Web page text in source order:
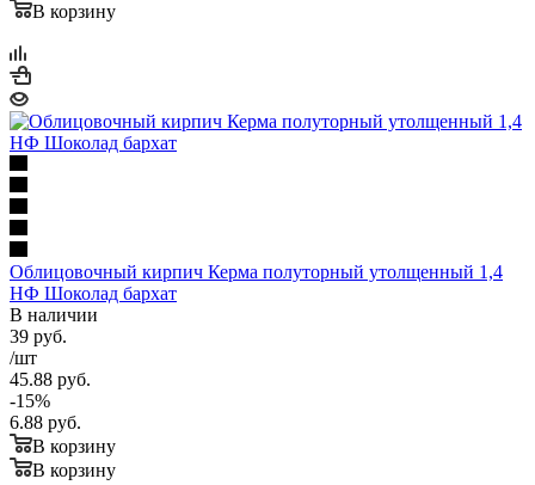
В корзину
Облицовочный кирпич Керма полуторный утолщенный 1,4
НФ Шоколад бархат
В наличии
39 руб.
/шт
45.88 руб.
-15%
6.88 руб.
В корзину
В корзину